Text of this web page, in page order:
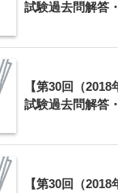
介護福祉士国試過去
析！必ず覚えたい認
アのまとめ
試験過去問解答
【第30回（
試験過去問解答
【第30回（